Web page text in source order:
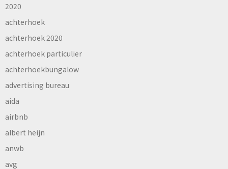
2020
achterhoek
achterhoek 2020
achterhoek particulier
achterhoekbungalow
advertising bureau
aida
airbnb
albert heijn
anwb
avg